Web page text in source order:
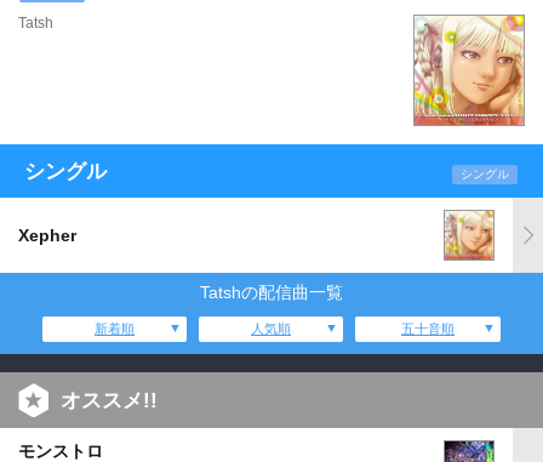
Tatsh
シングル シングル
Xepher
Tatshの配信曲一覧
新着順 人気順 五十音順
オススメ!!
モンストロ